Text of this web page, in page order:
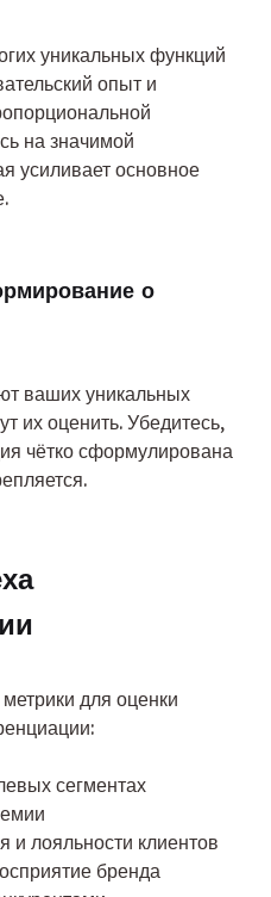
уникальных функций
опыт и
на значимой
усиливает основное
о
ваших уникальных
их оценить. Убедитесь,
чётко сформулирована
для оценки
сегментах
и лояльности клиентов
бренда